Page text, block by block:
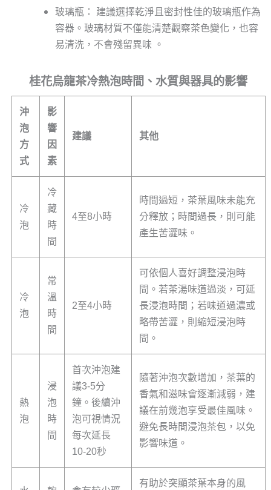
玻璃瓶： 建議選擇乾淨且密封性佳的玻璃瓶作為
容器。玻璃材質不僅能清楚觀察茶色變化，也容
易清洗，不會殘留異味 。
桂花烏龍茶冷熱泡時間、水質與器具的影響
沖
泡
方
式
影
響
因
素
建議 其他
冷
泡
冷
藏
時
間
4至8小時
時間過短，茶葉風味未能充
分釋放；時間過長，則可能
產生苦澀味。
冷
泡
常
溫
時
間
2至4小時
可依個人喜好調整浸泡時
間。若茶湯味道過淡，可延
長浸泡時間；若味道過濃或
略帶苦澀，則縮短浸泡時
間。
熱
泡
浸
泡
時
間
首次沖泡建
議3-5分
鐘。後續沖
泡可視情況
每次延長
10-20秒
隨著沖泡次數增加，茶葉的
香氣和滋味會逐漸減弱，建
議在前幾泡享受最佳風味。
避免長時間浸泡茶包，以免
影響味道。
有助於突顯茶葉本身的風